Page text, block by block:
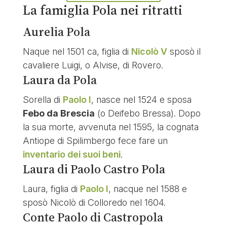
La famiglia Pola nei ritratti
Aurelia Pola
Naque nel 1501 ca, figlia di Nicolò Vsposò il
cavaliere Luigi, o Alvise, di Rovero.
Laura da Pola
Sorella di Paolo I, nasce nel 1524 e sposa
Febo da Brescia (o Deifebo Bressa). Dopo
la sua morte, avvenuta nel 1595, la cognata
Antiope di Spilimbergo fece fare un
inventario dei suoi beni.
Laura di Paolo Castro Pola
Laura, figlia di Paolo I, nacque nel 1588 e
sposò Nicolò di Colloredo nel 1604.
Conte Paolo di Castropola